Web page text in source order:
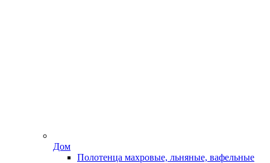
Дом
Полотенца махровые, льняные, вафельные